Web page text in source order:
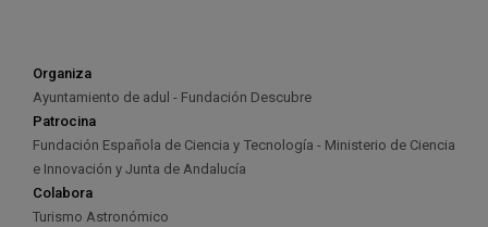
Organiza
Ayuntamiento de adul - Fundación Descubre
Patrocina
Fundación Española de Ciencia y Tecnología - Ministerio de Ciencia
e Innovación y Junta de Andalucía
Colabora
Turismo Astronómico